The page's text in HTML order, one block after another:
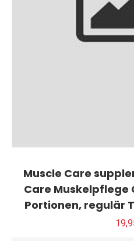
Muscle Care
Care Muskelpflege
Portionen, regulär